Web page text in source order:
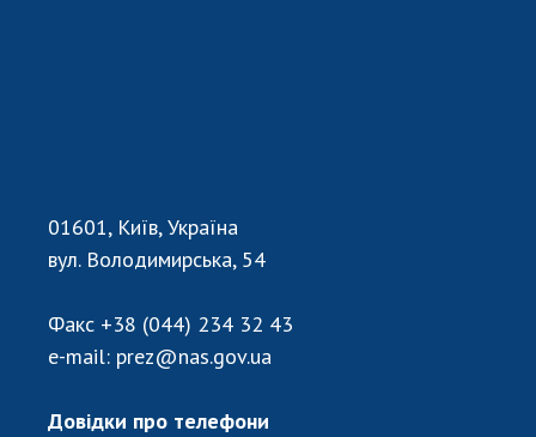
01601, Київ, Україна
вул. Володимирська, 54
Факс +38 (044) 234 32 43
e-mail: prez@nas.gov.ua
Довідки про телефони